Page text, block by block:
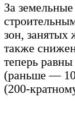
За
зон,
также
теперь
(раньше —
(200-